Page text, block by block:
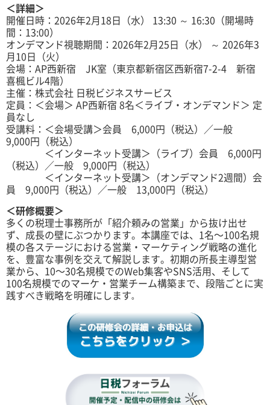
＜詳細＞
開催日時：2026年2月18日（水） 13:30 ～ 16:30（開場時
間：13:00）
オンデマンド視聴期間：2026年2月25日（水） ～ 2026年3
月10日（火）
会場：AP西新宿 JK室（東京都新宿区西新宿7-2-4 新宿
喜楓ビル4階）
主催：株式会社 日税ビジネスサービス
定員：＜会場＞ AP西新宿 8名＜ライブ・オンデマンド＞ 定
員なし
受講料：＜会場受講＞会員 6,000円（税込）／一般
9,000円（税込）
＜インターネット受講＞（ライブ）会員 6,000円
（税込）／一般 9,000円（税込）
＜インターネット受講＞（オンデマンド2週間）会
員 9,000円（税込）／一般 13,000円（税込）
＜研修概要＞
多くの税理士事務所が「紹介頼みの営業」から抜け出せ
ず、成長の壁にぶつかります。本講座では、1名〜100名規
模の各ステージにおける営業・マーケティング戦略の進化
を、豊富な事例を交えて解説します。初期の所長主導型営
業から、10〜30名規模でのWeb集客やSNS活用、そして
100名規模でのマーケ・営業チーム構築まで、段階ごとに実
践すべき戦略を明確にします。